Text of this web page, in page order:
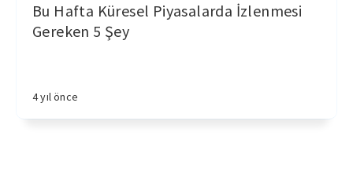
Bu Hafta Küresel Piyasalarda İzlenmesi
Gereken 5 Şey
4 yıl önce